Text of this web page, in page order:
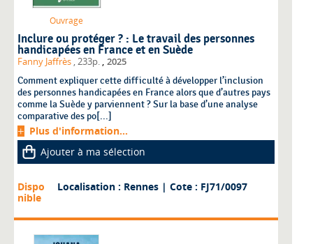
Ouvrage
Inclure ou protéger ? : Le travail des personnes
handicapées en France et en Suède
Fanny Jaffrès , 233p. 2025
Comment expliquer cette difficulté à développer l’inclusion
des personnes handicapées en France alors que d’autres pays
comme la Suède y parviennent ? Sur la base d’une analyse
comparative des po[...]
Plus d'information...
Ajouter à ma sélection
Dispo
nible
Localisation : Rennes | Cote : FJ71/0097